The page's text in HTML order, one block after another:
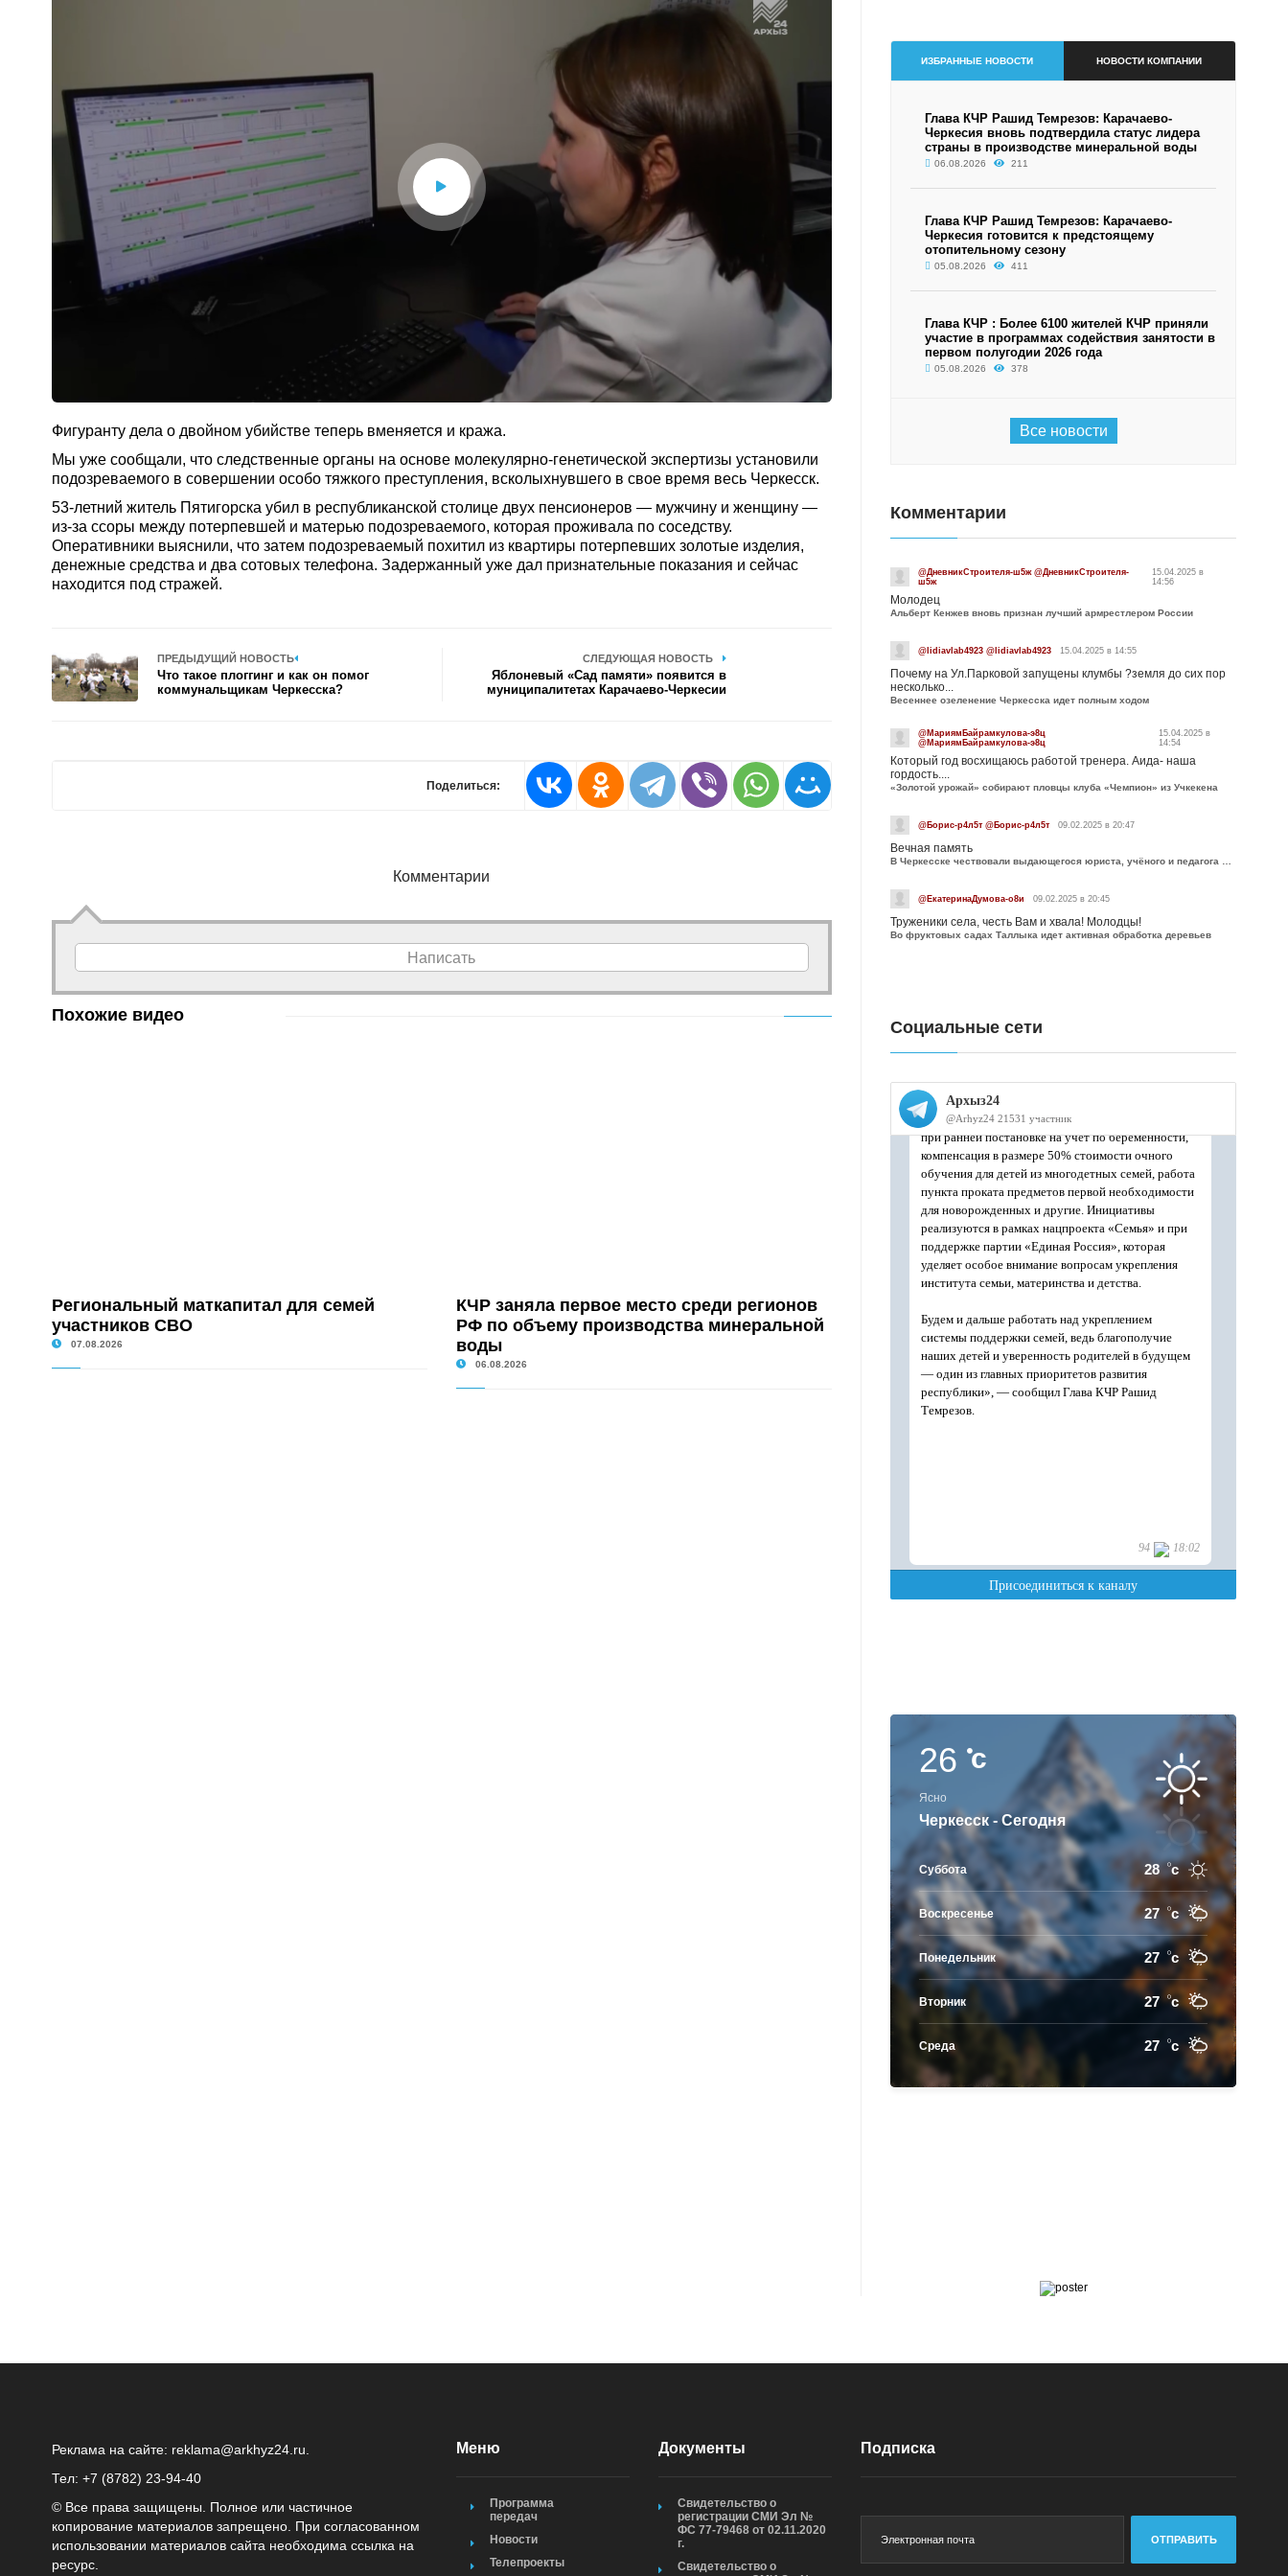
Фигуранту дела о двойном убийстве теперь вменяется и кража.
Мы уже сообщали, что следственные органы на основе молекулярно-генетической экспертизы установили
подозреваемого в совершении особо тяжкого преступления, всколыхнувшего в свое время весь Черкесск.
53-летний житель Пятигорска убил в республиканской столице двух пенсионеров — мужчину и женщину —
из-за ссоры между потерпевшей и матерью подозреваемого, которая проживала по соседству.
Оперативники выяснили, что затем подозреваемый похитил из квартиры потерпевших золотые изделия,
денежные средства и два сотовых телефона. Задержанный уже дал признательные показания и сейчас
находится под стражей.
ПРЕДЫДУЩИЙ НОВОСТЬ
Что такое плоггинг и как он помог
коммунальщикам Черкесска?
СЛЕДУЮЩАЯ НОВОСТЬ
Яблоневый «Сад памяти» появится в
муниципалитетах Карачаево-Черкесии
Поделиться:
Комментарии
Написать
Похожие видео
Региональный маткапитал для семей
участников СВО
07.08.2026
КЧР заняла первое место среди регионов
РФ по объему производства минеральной
воды
06.08.2026
ИЗБРАННЫЕ НОВОСТИ НОВОСТИ КОМПАНИИ
Глава КЧР Рашид Темрезов: Карачаево-
Черкесия вновь подтвердила статус лидера
страны в производстве минеральной воды
06.08.2026 211
Глава КЧР Рашид Темрезов: Карачаево-
Черкесия готовится к предстоящему
отопительному сезону
05.08.2026 411
Глава КЧР : Более 6100 жителей КЧР приняли
участие в программах содействия занятости в
первом полугодии 2026 года
05.08.2026 378
Все новости
Комментарии
@ДневникСтроителя-ш5ж @ДневникСтроителя-
ш5ж
15.04.2025 в
14:56
Молодец
Альберт Кенжев вновь признан лучший армрестлером России
@lidiavlab4923 @lidiavlab4923 15.04.2025 в 14:55
Почему на Ул.Парковой запущены клумбы ?земля до сих пор
несколько...
Весеннее озеленение Черкесска идет полным ходом
@МариямБайрамкулова-э8ц
@МариямБайрамкулова-э8ц
15.04.2025 в
14:54
Который год восхищаюсь работой тренера. Аида- наша
гордость....
«Золотой урожай» собирают пловцы клуба «Чемпион» из Учкекена
@Борис-р4л5т @Борис-р4л5т 09.02.2025 в 20:47
Вечная память
@ЕкатеринаДумова-о8и 09.02.2025 в 20:45
Труженики села, честь Вам и хвала! Молодцы!
Во фруктовых садах Таллыка идет активная обработка деревьев
Социальные сети
26c
Ясно
Черкесск - Сегодня
Суббота 28 c
Воскресенье 27 c
Понедельник 27 c
Вторник 27 c
Среда 27 c
Реклама на сайте: reklama@arkhyz24.ru
Тел: +7 (8782) 23‑94‑40
© Все права защищены. Полное или частичное
копирование материалов запрещено. При согласованном
использовании материалов сайта необходима ссылка на
ресурс.
Меню
Программа
передач
Новости
Телепроекты
Документы
Свидетельство о
регистрации СМИ Эл №
ФС 77-79468 от 02.11.2020
г.
Свидетельство о
Подписка
ОТПРАВИТЬ